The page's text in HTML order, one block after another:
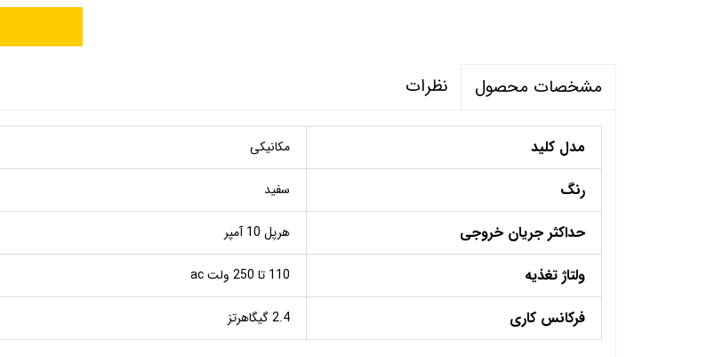
مشخصات محصول نظرات
مدل کلید مکانیکی
رنگ سفید
حداکثر جریان خروجی هرپل 10 آمپر
ولتاژ تغذیه 110 تا 250 ولت ac
فرکانس کاری 2.4 گیگاهرتز